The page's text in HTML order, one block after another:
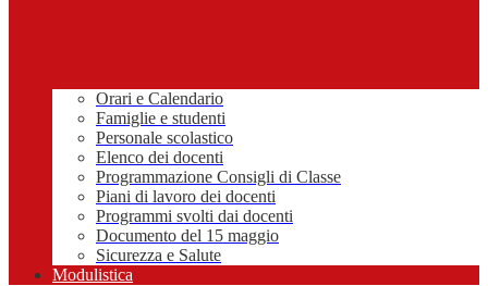
Orari e Calendario
Famiglie e studenti
Personale scolastico
Elenco dei docenti
Programmazione Consigli di Classe
Piani di lavoro dei docenti
Programmi svolti dai docenti
Documento del 15 maggio
Sicurezza e Salute
Modulistica